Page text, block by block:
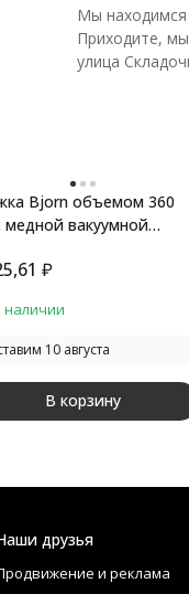
Мы
Приходите,
улица
Bjorn объемом 360
медной вакуумной
₽
наличии
10 августа
В корзину
друзья
и реклама